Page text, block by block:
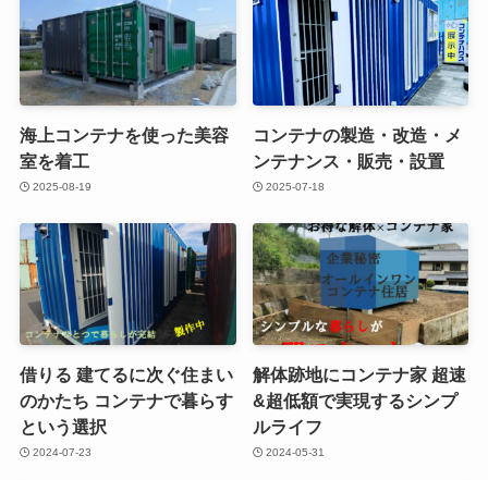
海上コンテナを使った美容
室を着工
2025-08-19
コンテナの製造・改造・メ
ンテナンス・販売・設置
2025-07-18
借りる 建てるに次ぐ住まい
のかたち コンテナで暮らす
という選択
2024-07-23
解体跡地にコンテナ家 超速
&超低額で実現するシンプ
ルライフ
2024-05-31